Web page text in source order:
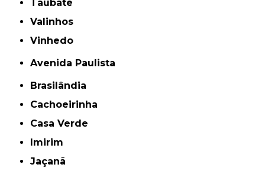
Taubaté
Valinhos
Vinhedo
Avenida Paulista
Brasilândia
Cachoeirinha
Casa Verde
Imirim
Jaçanã